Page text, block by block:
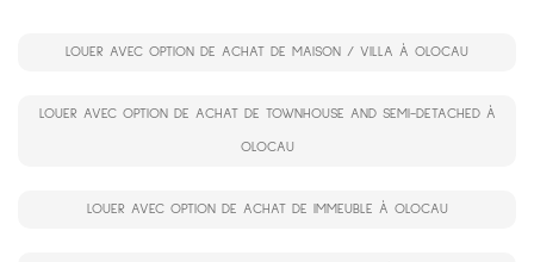
LOUER AVEC OPTION DE ACHAT DE MAISON / VILLA À OLOCAU
LOUER AVEC OPTION DE ACHAT DE TOWNHOUSE AND SEMI-DETACHED À
OLOCAU
LOUER AVEC OPTION DE ACHAT DE IMMEUBLE À OLOCAU